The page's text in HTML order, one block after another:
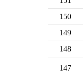
150
149
148
147